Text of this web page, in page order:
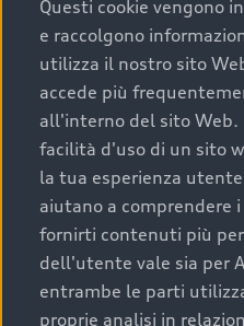
chilometraggio: un
uno stato migliore del
durata nel tempo;
cronologia dei
completa della vettura
costante e accurata;
condizioni della
buona conservazione
precedente proprietario;
efficienza meccanica:
Questi cookie vengono
e raccolgono
utilizza il nostro sito
accede più
all'interno del sito Web.
facilità d'uso di un sito
la tua esperienza
aiutano a comprendere
fornirti contenuti più
dell'utente vale sia per
entrambe le parti
proprie analisi in